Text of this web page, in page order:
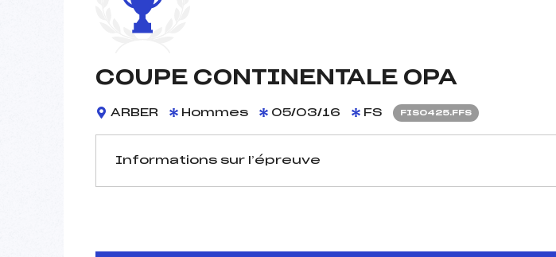
COUPE CONTINENTALE OPA
ARBER Hommes 05/03/16 FS FIS0425.FFS
Informations sur l’épreuve
D.T Adjoint :
–